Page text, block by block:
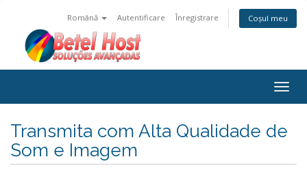
Română Autentificare Înregistrare Coșul meu
Transmita com Alta Qualidade de
Som e Imagem